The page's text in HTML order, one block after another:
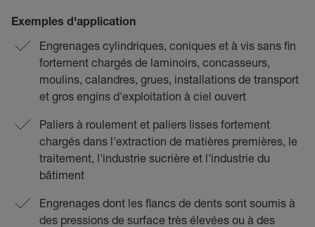
Exemples d'application
Engrenages cylindriques, coniques et à vis sans fin
fortement chargés de laminoirs, concasseurs,
moulins, calandres, grues, installations de transport
et gros engins d'exploitation à ciel ouvert
Paliers à roulement et paliers lisses fortement
chargés dans l'extraction de matières premières, le
traitement, l'industrie sucrière et l'industrie du
bâtiment
Engrenages dont les flancs de dents sont soumis à
des pressions de surface très élevées ou à des